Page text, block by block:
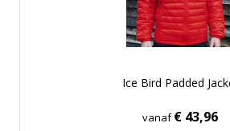
Ice Bird Padded
vanaf€ 43,96